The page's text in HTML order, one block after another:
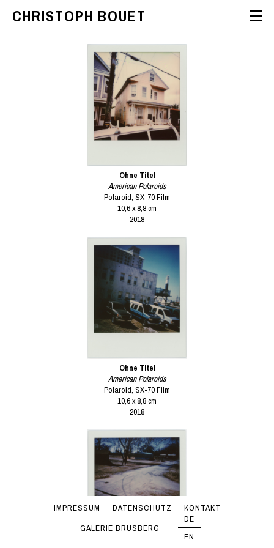
CHRISTOPH BOUET
Ohne Titel
American Polaroids
Polaroid, SX-70 Film
10,6 x 8,8 cm
2018
Ohne Titel
American Polaroids
Polaroid, SX-70 Film
10,6 x 8,8 cm
2018
IMPRESSUM DATENSCHUTZ
KONTAKT
GALERIE BRUSBERG
DE
EN